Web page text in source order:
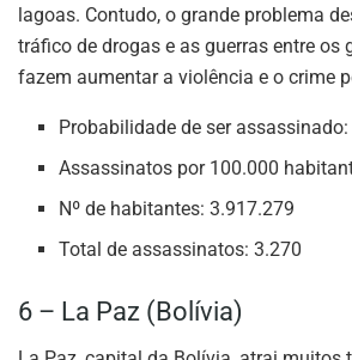
lagoas. Contudo, o grande problema
tráfico de drogas e as guerras entre os
fazem aumentar a violência e o crime
Probabilidade de ser
Assassinatos por 100.000
Nº de habitantes: 3.917.279
Total de assassinatos: 3.270
6 – La Paz (Bolívia)